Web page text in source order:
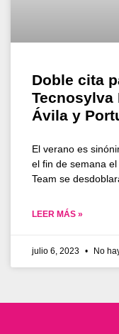
Doble cita
Tecnosylva
Ávila y
El verano es
el fin de semana
Team se
LEER MÁS »
julio 6, 2023 No